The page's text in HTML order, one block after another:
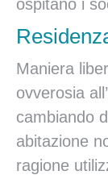
ospitano i
Maniera
ovverosia
cambiando
abitazione
ragione